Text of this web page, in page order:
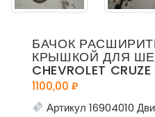
БАЧОК
КРЫШКОЙ ДЛЯ
CHEVROLET
1100,00 ₽
Артикул 16904010